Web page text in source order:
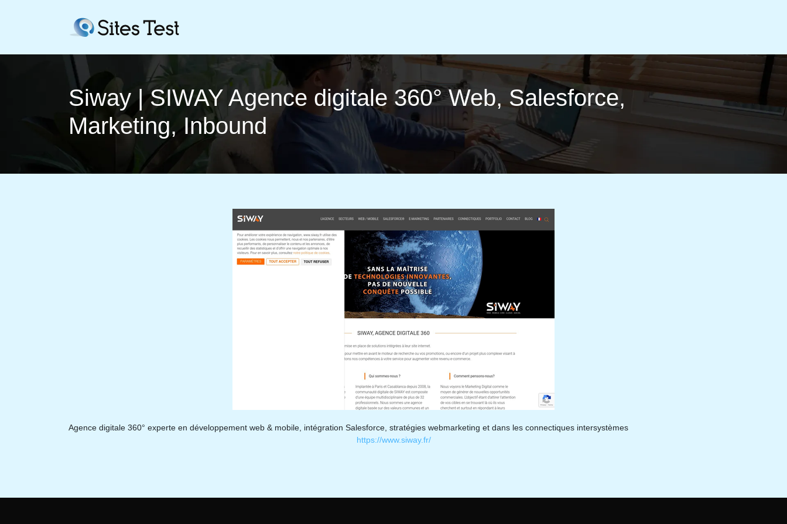
Siway | SIWAY Agence digitale 360° Web, Salesforce,
Marketing, Inbound
Agence digitale 360° experte en développement web & mobile, intégration Salesforce, stratégies webmarketing et dans les connectiques intersystèmes
https://www.siway.fr/